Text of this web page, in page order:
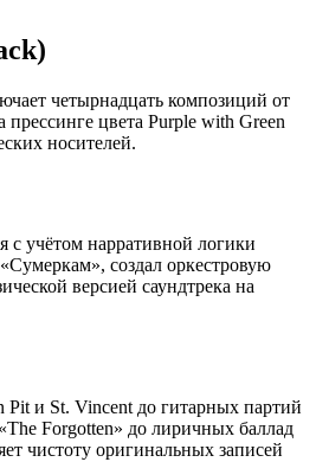
четырнадцать композиций от
цвета Purple with Green
носителей.
с учётом нарративной логики
создал оркестровую
версией саундтрека на
Pit и St. Vincent до гитарных партий
Forgotten» до лиричных баллад
чистоту оригинальных записей